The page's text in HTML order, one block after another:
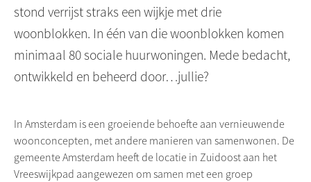
stond verrijst straks een wijkje met drie
woonblokken. In één van die woonblokken komen
minimaal 80 sociale huurwoningen. Mede bedacht,
ontwikkeld en beheerd door…jullie?
In Amsterdam is een groeiende behoefte aan vernieuwende
woonconcepten, met andere manieren van samenwonen. De
gemeente Amsterdam heeft de locatie in Zuidoost aan het
Vreeswijkpad aangewezen om samen met een groep